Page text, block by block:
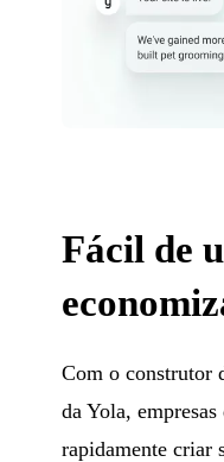
Fácil de
Com o construtor
da Yola,
rapidamente criar